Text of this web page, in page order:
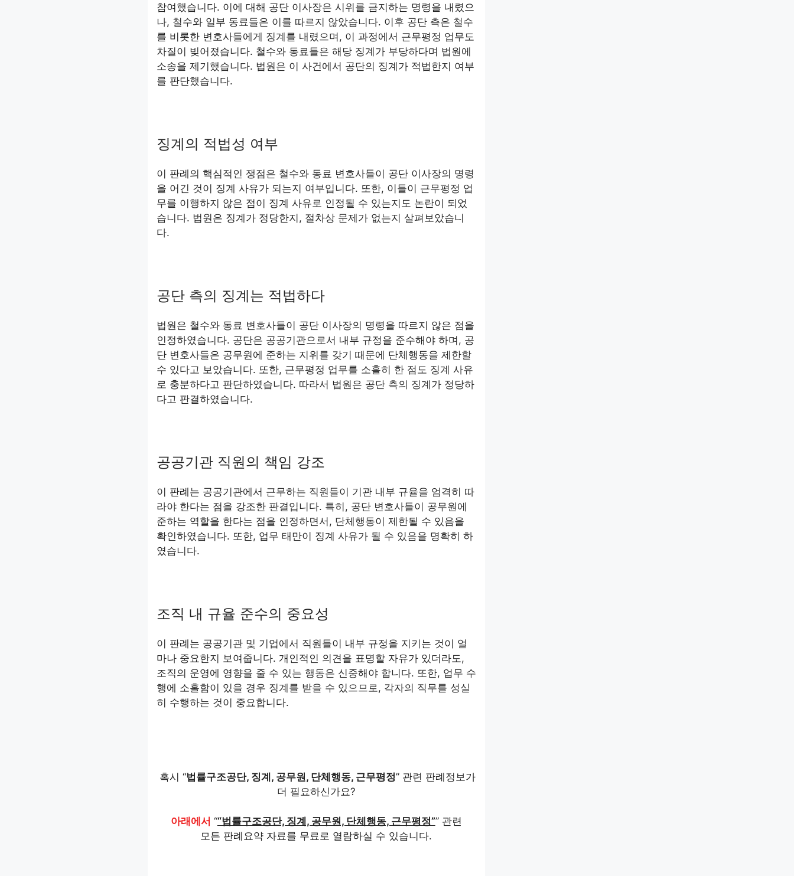
참여했습니다. 이에 대해 공단 이사장은 시위를 금지하는 명령을 내렸으
나, 철수와 일부 동료들은 이를 따르지 않았습니다. 이후 공단 측은 철수
를 비롯한 변호사들에게 징계를 내렸으며, 이 과정에서 근무평정 업무도
차질이 빚어졌습니다. 철수와 동료들은 해당 징계가 부당하다며 법원에
소송을 제기했습니다. 법원은 이 사건에서 공단의 징계가 적법한지 여부
를 판단했습니다.
징계의 적법성 여부
이 판례의 핵심적인 쟁점은 철수와 동료 변호사들이 공단 이사장의 명령
을 어긴 것이 징계 사유가 되는지 여부입니다. 또한, 이들이 근무평정 업
무를 이행하지 않은 점이 징계 사유로 인정될 수 있는지도 논란이 되었
습니다. 법원은 징계가 정당한지, 절차상 문제가 없는지 살펴보았습니
다.
공단 측의 징계는 적법하다
법원은 철수와 동료 변호사들이 공단 이사장의 명령을 따르지 않은 점을
인정하였습니다. 공단은 공공기관으로서 내부 규정을 준수해야 하며, 공
단 변호사들은 공무원에 준하는 지위를 갖기 때문에 단체행동을 제한할
수 있다고 보았습니다. 또한, 근무평정 업무를 소홀히 한 점도 징계 사유
로 충분하다고 판단하였습니다. 따라서 법원은 공단 측의 징계가 정당하
다고 판결하였습니다.
공공기관 직원의 책임 강조
이 판례는 공공기관에서 근무하는 직원들이 기관 내부 규율을 엄격히 따
라야 한다는 점을 강조한 판결입니다. 특히, 공단 변호사들이 공무원에
준하는 역할을 한다는 점을 인정하면서, 단체행동이 제한될 수 있음을
확인하였습니다. 또한, 업무 태만이 징계 사유가 될 수 있음을 명확히 하
였습니다.
조직 내 규율 준수의 중요성
이 판례는 공공기관 및 기업에서 직원들이 내부 규정을 지키는 것이 얼
마나 중요한지 보여줍니다. 개인적인 의견을 표명할 자유가 있더라도,
조직의 운영에 영향을 줄 수 있는 행동은 신중해야 합니다. 또한, 업무 수
행에 소홀함이 있을 경우 징계를 받을 수 있으므로, 각자의 직무를 성실
히 수행하는 것이 중요합니다.
혹시 “법률구조공단, 징계, 공무원, 단체행동, 근무평정” 관련 판례정보가
더 필요하신가요?
아래에서 ““법률구조공단, 징계, 공무원, 단체행동, 근무평정”” 관련
모든 판례요약 자료를 무료로 열람하실 수 있습니다.